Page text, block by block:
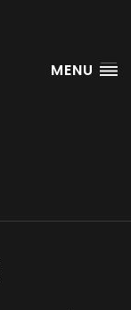
MENU